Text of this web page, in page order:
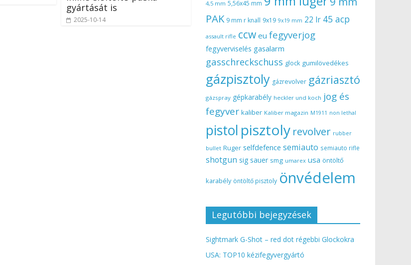
gyártását is
2025-10-14
4,5 mm 5,56x45 mm
PAK 9 mm r knall 9x19 9x19 mm 22 lr 45 acp
assault rifle ccw eu fegyverjog
fegyverviselés gasalarm
gasschreckschuss glock gumilövedékes
gázpisztoly gázrevolver gázriasztó
gázspray gépkarabély heckler und koch jog és
fegyver kaliber Kaliber magazin M1911 non lethal
pistol pisztoly revolver rubber
bullet Ruger selfdefence semiauto semiauto rifle
shotgun sig sauer smg umarex usa öntöltő
karabély öntöltő pisztoly önvédelem
Legutóbbi bejegyzések
Sightmark G-Shot – red dot régebbi Glockokra
USA: TOP10 kézifegyvergyártó